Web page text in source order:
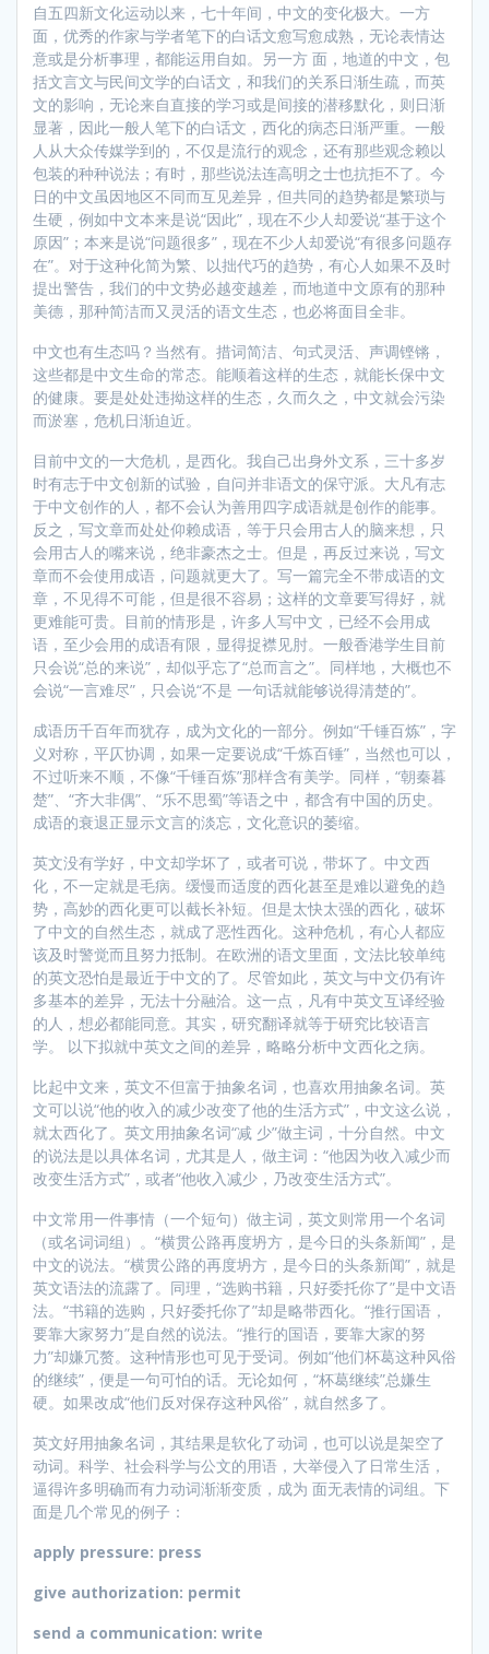
自五四新文化运动以来，七十年间，中文的变化极大。一方
面，优秀的作家与学者笔下的白话文愈写愈成熟，无论表情达
意或是分析事理，都能运用自如。另一方 面，地道的中文，包
括文言文与民间文学的白话文，和我们的关系日渐生疏，而英
文的影响，无论来自直接的学习或是间接的潜移默化，则日渐
显著，因此一般人笔下的白话文，西化的病态日渐严重。一般
人从大众传媒学到的，不仅是流行的观念，还有那些观念赖以
包装的种种说法；有时，那些说法连高明之士也抗拒不了。今
日的中文虽因地区不同而互见差异，但共同的趋势都是繁琐与
生硬，例如中文本来是说“因此”，现在不少人却爱说“基于这个
原因”；本来是说“问题很多”，现在不少人却爱说“有很多问题存
在”。对于这种化简为繁、以拙代巧的趋势，有心人如果不及时
提出警告，我们的中文势必越变越差，而地道中文原有的那种
美德，那种简洁而又灵活的语文生态，也必将面目全非。
中文也有生态吗？当然有。措词简洁、句式灵活、声调铿锵，
这些都是中文生命的常态。能顺着这样的生态，就能长保中文
的健康。要是处处违拗这样的生态，久而久之，中文就会污染
而淤塞，危机日渐迫近。
目前中文的一大危机，是西化。我自己出身外文系，三十多岁
时有志于中文创新的试验，自问并非语文的保守派。大凡有志
于中文创作的人，都不会认为善用四字成语就是创作的能事。
反之，写文章而处处仰赖成语，等于只会用古人的脑来想，只
会用古人的嘴来说，绝非豪杰之士。但是，再反过来说，写文
章而不会使用成语，问题就更大了。写一篇完全不带成语的文
章，不见得不可能，但是很不容易；这样的文章要写得好，就
更难能可贵。目前的情形是，许多人写中文，已经不会用成
语，至少会用的成语有限，显得捉襟见肘。一般香港学生目前
只会说“总的来说”，却似乎忘了“总而言之”。同样地，大概也不
会说“一言难尽”，只会说“不是 一句话就能够说得清楚的”。
成语历千百年而犹存，成为文化的一部分。例如“千锤百炼”，字
义对称，平仄协调，如果一定要说成“千炼百锤”，当然也可以，
不过听来不顺，不像“千锤百炼”那样含有美学。同样，“朝秦暮
楚”、“齐大非偶”、“乐不思蜀”等语之中，都含有中国的历史。
成语的衰退正显示文言的淡忘，文化意识的萎缩。
英文没有学好，中文却学坏了，或者可说，带坏了。中文西
化，不一定就是毛病。缓慢而适度的西化甚至是难以避免的趋
势，高妙的西化更可以截长补短。但是太快太强的西化，破坏
了中文的自然生态，就成了恶性西化。这种危机，有心人都应
该及时警觉而且努力抵制。在欧洲的语文里面，文法比较单纯
的英文恐怕是最近于中文的了。尽管如此，英文与中文仍有许
多基本的差异，无法十分融洽。这一点，凡有中英文互译经验
的人，想必都能同意。其实，研究翻译就等于研究比较语言
学。 以下拟就中英文之间的差异，略略分析中文西化之病。
比起中文来，英文不但富于抽象名词，也喜欢用抽象名词。英
文可以说“他的收入的减少改变了他的生活方式”，中文这么说，
就太西化了。英文用抽象名词“减 少”做主词，十分自然。中文
的说法是以具体名词，尤其是人，做主词：“他因为收入减少而
改变生活方式”，或者“他收入减少，乃改变生活方式”。
中文常用一件事情（一个短句）做主词，英文则常用一个名词
（或名词词组）。“横贯公路再度坍方，是今日的头条新闻”，是
中文的说法。“横贯公路的再度坍方，是今日的头条新闻”，就是
英文语法的流露了。同理，“选购书籍，只好委托你了”是中文语
法。“书籍的选购，只好委托你了”却是略带西化。“推行国语，
要靠大家努力”是自然的说法。“推行的国语，要靠大家的努
力”却嫌冗赘。这种情形也可见于受词。例如“他们杯葛这种风俗
的继续”，便是一句可怕的话。无论如何，“杯葛继续”总嫌生
硬。如果改成“他们反对保存这种风俗”，就自然多了。
英文好用抽象名词，其结果是软化了动词，也可以说是架空了
动词。科学、社会科学与公文的用语，大举侵入了日常生活，
逼得许多明确而有力动词渐渐变质，成为 面无表情的词组。下
面是几个常见的例子：
apply pressure: press
give authorization: permit
send a communication: write